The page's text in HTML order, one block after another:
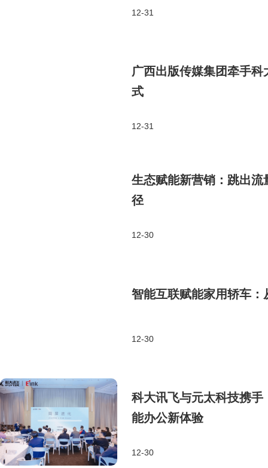
12-31
广西出版传媒集团牵手
式
12-31
生态赋能新营销：跳出
径
12-30
智能互联赋能家用轿车
12-30
科大讯飞与元太科技携
能办公新体验
12-30